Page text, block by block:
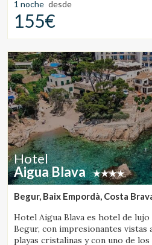
1 noche desde
155€
Hotel
Aigua Blava
Begur, Baix Empordà, Costa
Hotel Aigua Blava es hotel de lujo
Begur, con impresionantes vistas
playas cristalinas y con uno de